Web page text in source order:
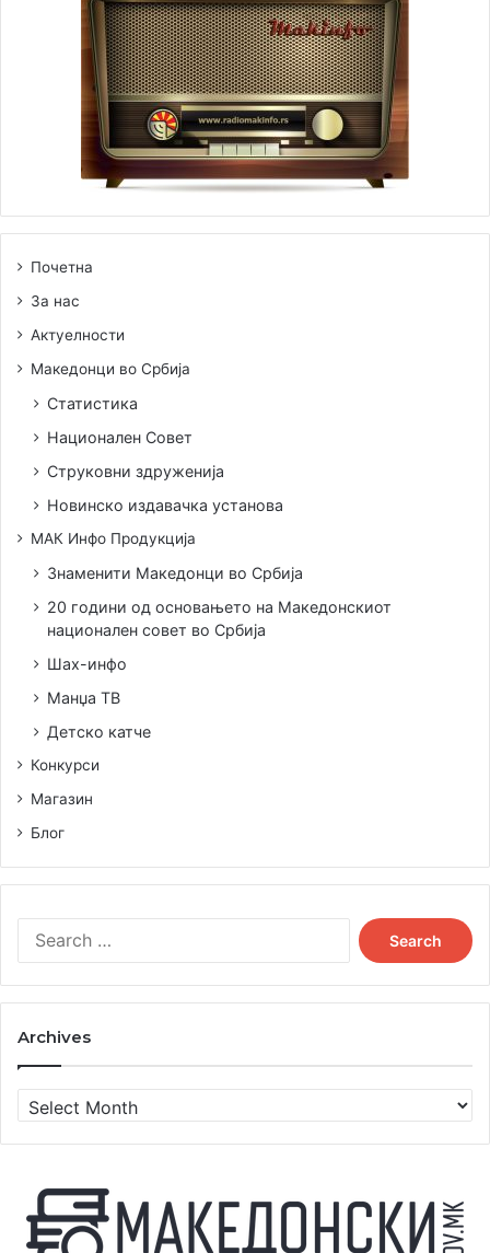
Почетна
За нас
Актуелности
Македонци во Србија
Статистика
Национален Совет
Струковни здруженија
Новинско издавачка установа
МАК Инфо Продукција
Знаменити Македонци во Србија
20 години од основањето на Македонскиот
национален совет во Србија
Шах-инфо
Манџа ТВ
Детско катче
Конкурси
Магазин
Блог
Search
for:
Archives
Archives